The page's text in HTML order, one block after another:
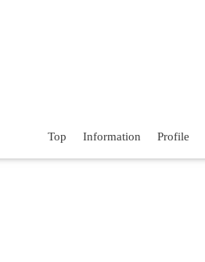
Top Information Profile